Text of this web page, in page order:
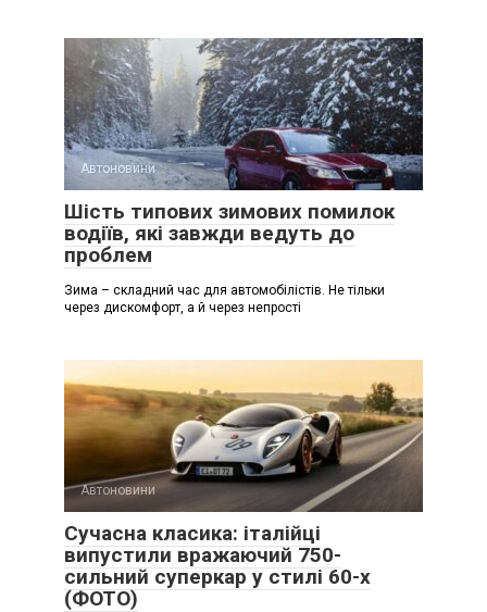
Автоновини
Шість типових зимових помилок
водіїв, які завжди ведуть до
проблем
Зима – складний час для автомобілістів. Не тільки
через дискомфорт, а й через непрості
Автоновини
Сучасна класика: італійці
випустили вражаючий 750-
сильний суперкар у стилі 60-х
(ФОТО)